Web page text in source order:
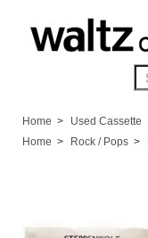
Home >
Used Cassette
Home > Rock / Pops >